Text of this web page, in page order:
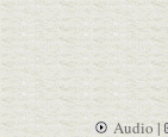
Audio |